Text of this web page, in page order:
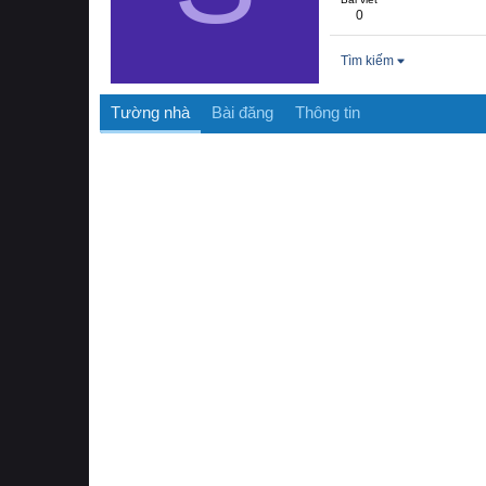
0
Tìm kiếm
Tường nhà Bài đăng Thông tin